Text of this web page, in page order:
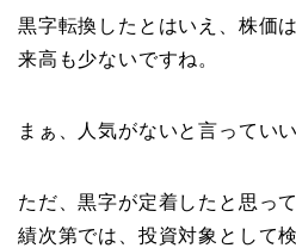
黒字転換したとはいえ、株価
来高も少ないですね。
まぁ、人気がないと言ってい
ただ、黒字が定着したと思っ
績次第では、投資対象として